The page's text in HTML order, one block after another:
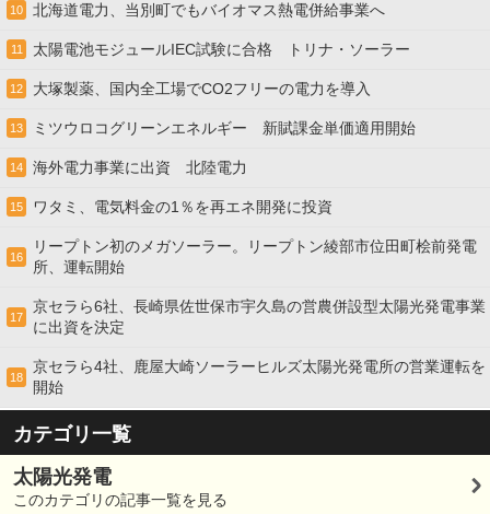
10 北海道電力、当別町でもバイオマス熱電併給事業へ
11 太陽電池モジュールIEC試験に合格 トリナ・ソーラー
12 大塚製薬、国内全工場でCO2フリーの電力を導入
13 ミツウロコグリーンエネルギー 新賦課金単価適用開始
14 海外電力事業に出資 北陸電力
15 ワタミ、電気料金の1％を再エネ開発に投資
16
リープトン初のメガソーラー。リープトン綾部市位田町桧前発電
所、運転開始
17
京セラら6社、長崎県佐世保市宇久島の営農併設型太陽光発電事業
に出資を決定
18
京セラら4社、鹿屋大崎ソーラーヒルズ太陽光発電所の営業運転を
開始
カテゴリ一覧
太陽光発電
このカテゴリの記事一覧を見る